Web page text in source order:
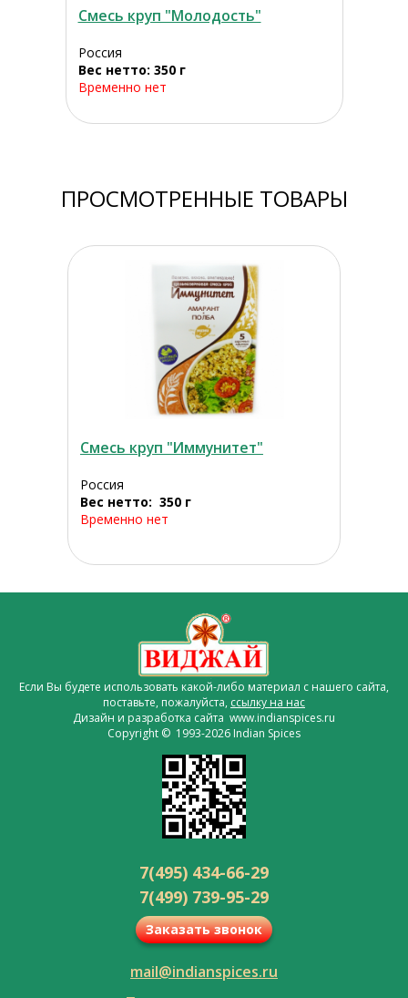
Смесь круп "Молодость"
Россия
Вес нетто: 350 г
Временно нет
ПРОСМОТРЕННЫЕ ТОВАРЫ
Смесь круп "Иммунитет"
Россия
Вес нетто: 350 г
Временно нет
Если Вы будете использовать какой-либо материал с нашего сайта,
поставьте, пожалуйста, ссылку на нас
Дизайн и разработка сайта www.indianspices.ru
Copyright © 1993-2026 Indian Spices
7(495) 434-66-29
7(499) 739-95-29
Заказать звонок
mail@indianspices.ru